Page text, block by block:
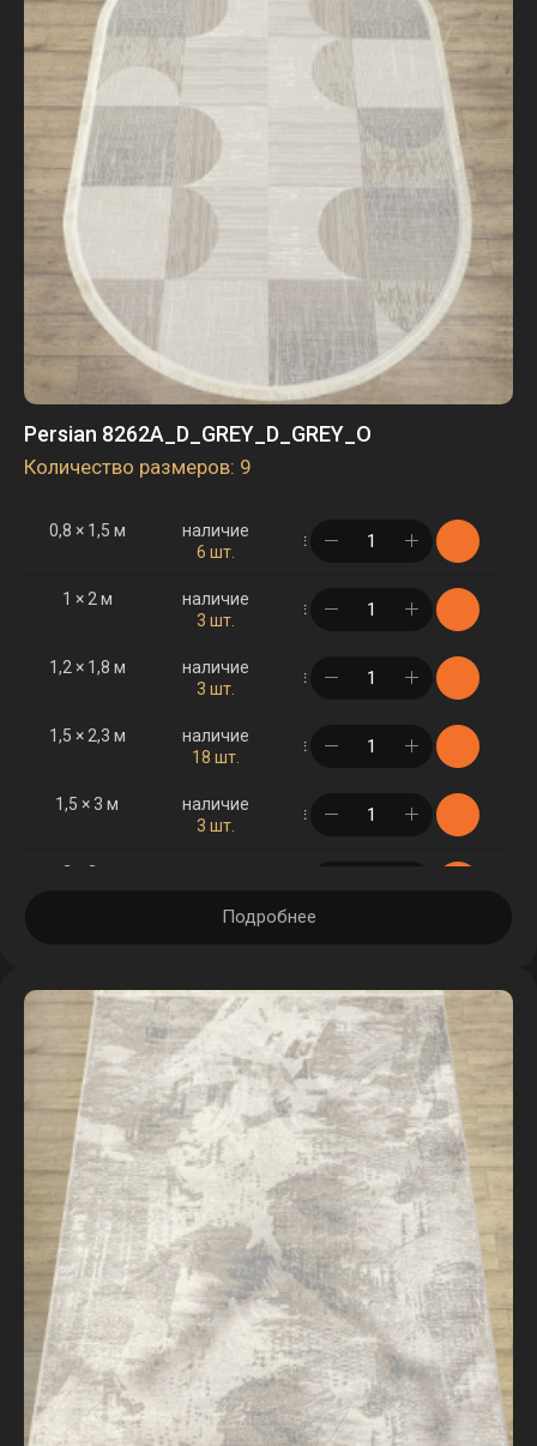
1 шт.
3 × 4 м
наличие
3 × 5 м
3 шт.
Persian 8262A_D_GREY_D_GREY_O
Количество размеров: 9
0,8 × 1,5 м
наличие
6 шт.
в корзине
1 × 2 м
наличие
3 шт.
в корзине
1,2 × 1,8 м
наличие
3 шт.
в корзине
1,5 × 2,3 м
наличие
18 шт.
в корзине
1,5 × 3 м
наличие
3 шт.
в корзине
2 × 3 м
2,5 × 3,5 м
наличие
3 шт.
в корзине
3 × 4 м
наличие
1 шт.
в корзине
Подробнее